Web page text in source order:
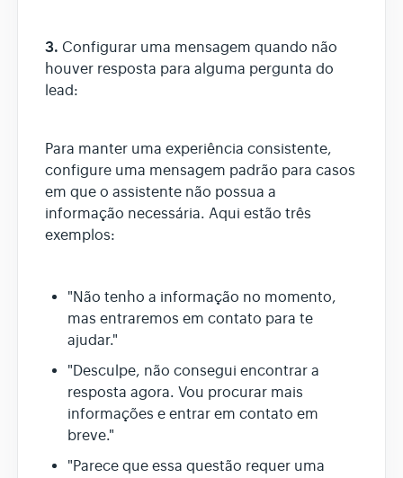
3. Configurar uma mensagem quando não
houver resposta para alguma pergunta do
lead:
Para manter uma experiência consistente,
configure uma mensagem padrão para casos
em que o assistente não possua a
informação necessária. Aqui estão três
exemplos:
"Não tenho a informação no momento,
mas entraremos em contato para te
ajudar."
"Desculpe, não consegui encontrar a
resposta agora. Vou procurar mais
informações e entrar em contato em
breve."
"Parece que essa questão requer uma